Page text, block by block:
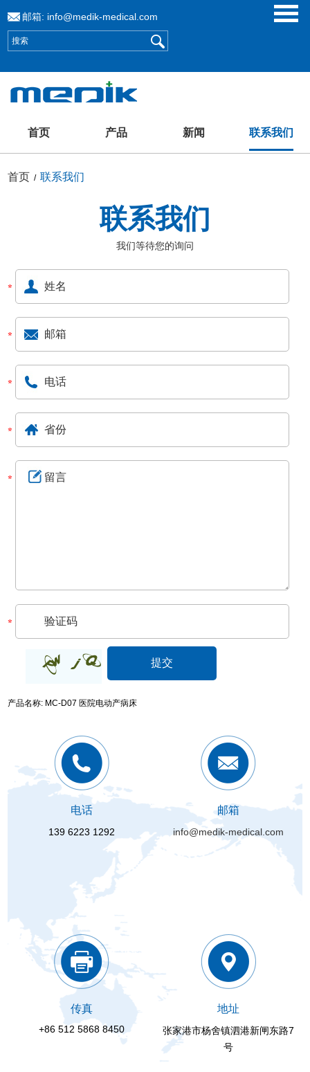
邮箱: info@medik-medical.com
首页 产品 新闻 联系我们
首页 /联系我们
联系我们
我们等待您的询问
产品名称: MC-D07 医院电动产病床
电话
139 6223 1292
邮箱
info@medik-medical.com
传真
+86 512 5868 8450
地址
张家港市杨舍镇泗港新闸东路7
号